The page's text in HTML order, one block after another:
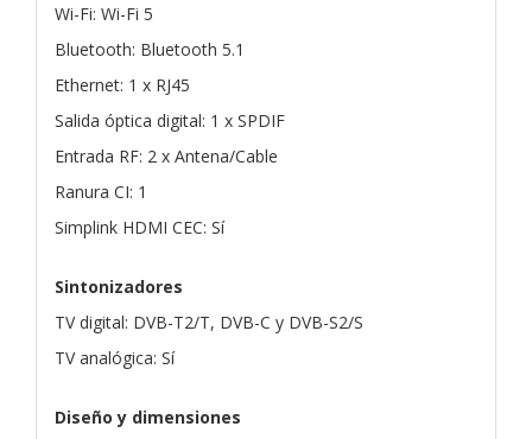
Wi-Fi: Wi-Fi 5
Bluetooth: Bluetooth 5.1
Ethernet: 1 x RJ45
Salida óptica digital: 1 x SPDIF
Entrada RF: 2 x Antena/Cable
Ranura CI: 1
Simplink HDMI CEC: Sí
Sintonizadores
TV digital: DVB-T2/T, DVB-C y DVB-S2/S
TV analógica: Sí
Diseño y dimensiones